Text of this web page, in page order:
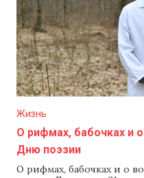
Жизнь
О рифмах, бабочках и
Дню поэзии
О рифмах, бабочках и о